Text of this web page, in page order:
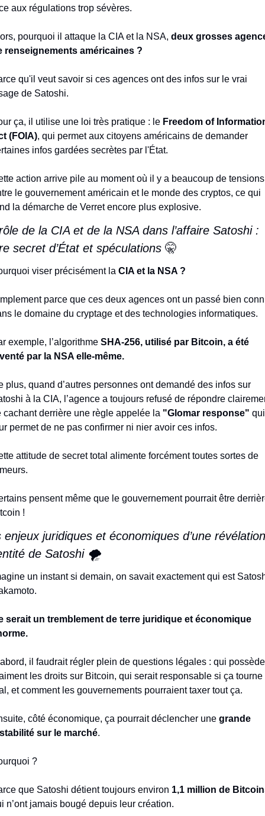
aux régulations trop sévères.
pourquoi il attaque la CIA et la NSA, deux grosses
renseignements américaines ?
qu'il veut savoir si ces agences ont des infos sur le vrai
de Satoshi.
ça, il utilise une loi très pratique : le Freedom of
(FOIA), qui permet aux citoyens américains de demander
infos gardées secrètes par l'État.
action arrive pile au moment où il y a beaucoup de tensions
le gouvernement américain et le monde des cryptos, ce qui
la démarche de Verret encore plus explosive.
de la CIA et de la NSA dans l’affaire Satoshi :
secret d’État et spéculations 🤫
viser précisément la CIA et la NSA ?
parce que ces deux agences ont un passé bien
le domaine du cryptage et des technologies informatiques.
exemple, l’algorithme SHA-256, utilisé par Bitcoin, a été
par la NSA elle-même.
plus, quand d’autres personnes ont demandé des infos sur
à la CIA, l’agence a toujours refusé de répondre
cachant derrière une règle appelée la "Glomar response" qui
permet de ne pas confirmer ni nier avoir ces infos.
attitude de secret total alimente forcément toutes sortes de
pensent même que le gouvernement pourrait être
!
enjeux juridiques et économiques d’une
de Satoshi 🌪️
un instant si demain, on savait exactement qui est
serait un tremblement de terre juridique et économique
il faudrait régler plein de questions légales : qui possède
les droits sur Bitcoin, qui serait responsable si ça tourne
et comment les gouvernements pourraient taxer tout ça.
côté économique, ça pourrait déclencher une grande
sur le marché.
?
que Satoshi détient toujours environ 1,1 million de
n’ont jamais bougé depuis leur création.